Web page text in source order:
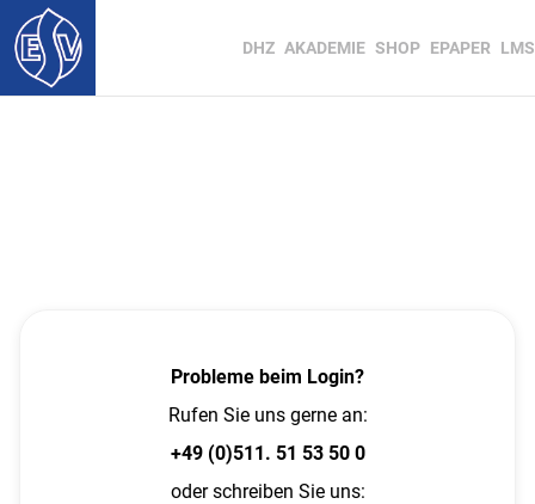
DHZ AKADEMIE SHOP EPAPER LMS
Probleme beim Login?
Rufen Sie uns gerne an:
+49 (0)511. 51 53 50 0
oder schreiben Sie uns: